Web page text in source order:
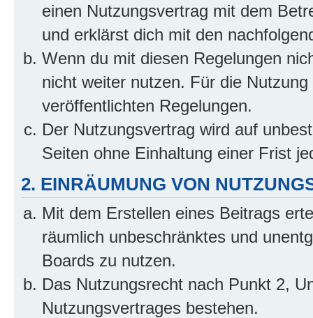
einen Nutzungsvertrag mit dem
und erklärst dich mit den
Wenn du mit diesen Regelungen
nicht weiter nutzen. Für die
veröffentlichten Regelungen.
Der Nutzungsvertrag wird auf
Seiten ohne Einhaltung einer Frist
2. EINRÄUMUNG VON
Mit dem Erstellen eines Beitrags
räumlich unbeschränktes und
Boards zu nutzen.
Das Nutzungsrecht nach Punkt 2,
Nutzungsvertrages bestehen.